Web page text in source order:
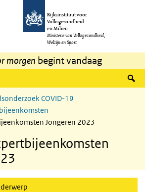
gaan
Rijksinstituut voor
Volksgezondheid
en Milieu
Ministerie van Volksgezondheid,
Welzijn en Sport
morgen begint vandaag
COVID-19
Jongeren 2023